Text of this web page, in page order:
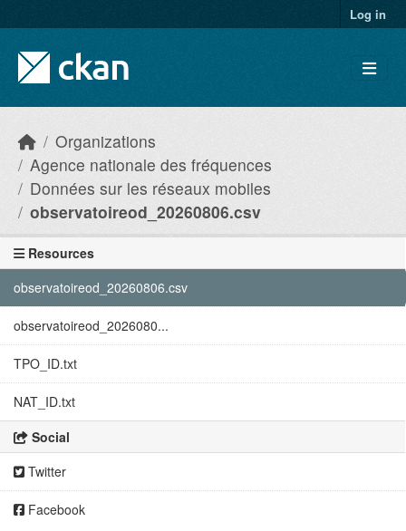
Log in
Organizations
Agence nationale des fréquences
Données sur les réseaux mobiles
observatoireod_20260806.csv
Resources
observatoireod_20260806.csv
observatoireod_2026080...
TPO_ID.txt
NAT_ID.txt
Social
Twitter
Facebook